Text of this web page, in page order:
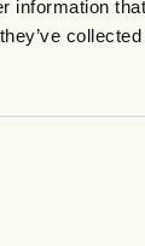
information